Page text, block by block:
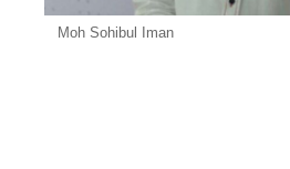
Moh Sohibul Iman